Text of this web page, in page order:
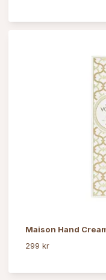
Maison Hand
299 kr